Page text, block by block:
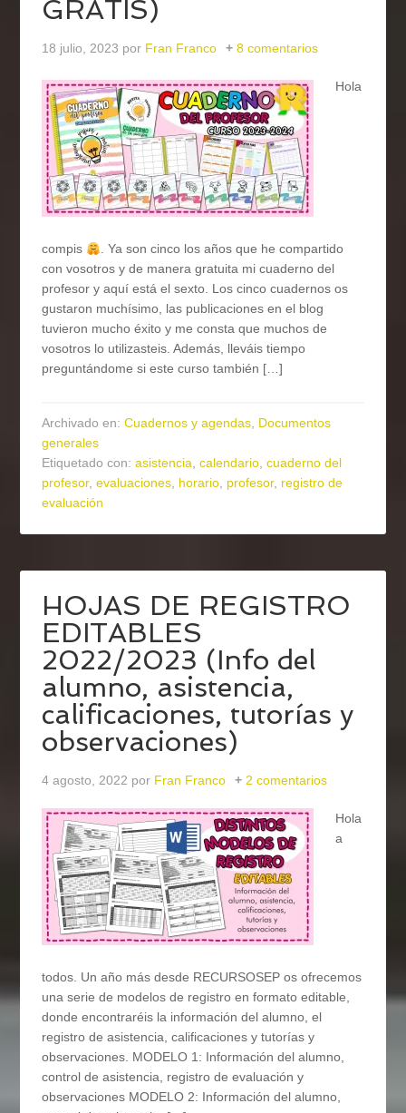
GRATIS)
18 julio, 2023 por Fran Franco 8 comentarios
Hola
compis
. Ya son cinco los años que he compartido
con vosotros y de manera gratuita mi cuaderno del
profesor y aquí está el sexto. Los cinco cuadernos os
gustaron muchísimo, las publicaciones en el blog
tuvieron mucho éxito y me consta que muchos de
vosotros lo utilizasteis. Además, lleváis tiempo
preguntándome si este curso también […]
Archivado en:Cuadernos y agendas, Documentos
generales
Etiquetado con:asistencia,calendario,cuaderno del
profesor,evaluaciones, horario, profesor, registro de
evaluación
HOJAS DE REGISTRO
EDITABLES
2022/2023 (Info del
alumno, asistencia,
calificaciones, tutorías y
observaciones)
4 agosto, 2022 por Fran Franco 2 comentarios
Hola
a
todos. Un año más desde RECURSOSEP os ofrecemos
una serie de modelos de registro en formato editable,
donde encontraréis la información del alumno, el
registro de asistencia, calificaciones y tutorías y
observaciones. MODELO 1: Información del alumno,
control de asistencia, registro de evaluación y
observaciones MODELO 2: Información del alumno,